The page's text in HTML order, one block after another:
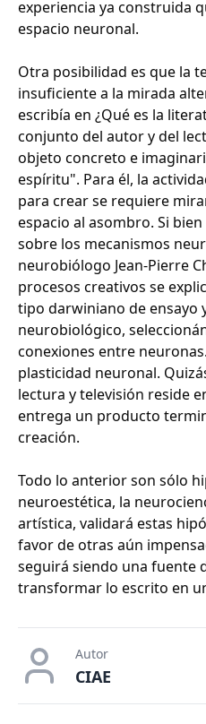
experiencia ya construida
espacio neuronal.
Otra posibilidad es que la
insuficiente a la mirada
escribía en ¿Qué es la
conjunto del autor y del
objeto concreto e
espíritu". Para él, la
para crear se requiere
espacio al asombro. Si
sobre los mecanismos
neurobiólogo Jean-Pierre
procesos creativos se
tipo darwiniano de ensayo
neurobiológico,
conexiones entre
plasticidad neuronal.
lectura y televisión reside
entrega un producto
creación.
Todo lo anterior son sólo
neuroestética, la
artística, validará estas
favor de otras aún
seguirá siendo una fuente
transformar lo escrito en
Autor
CIAE